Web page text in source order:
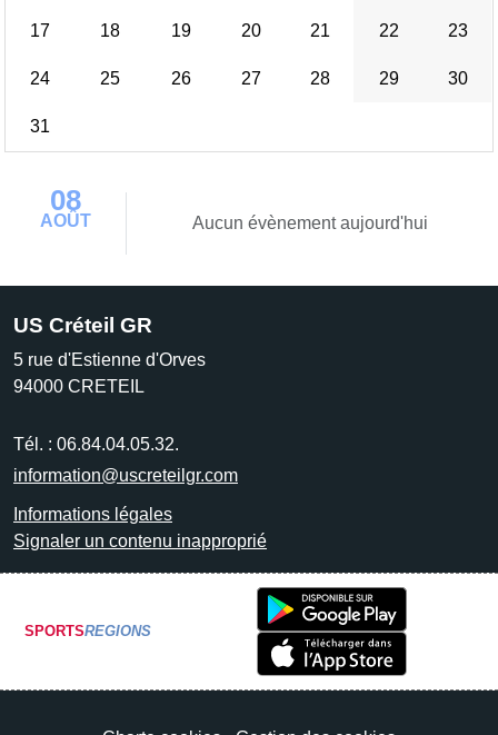
17 18 19 20 21 22 23
24 25 26 27 28 29 30
31
08
AOÛT Aucun évènement aujourd'hui
US Créteil GR
5 rue d'Estienne d'Orves
94000 CRETEIL
Tél. : 06.84.04.05.32.
information@uscreteilgr.com
Informations légales
Signaler un contenu inapproprié
SPORTSREGIONS